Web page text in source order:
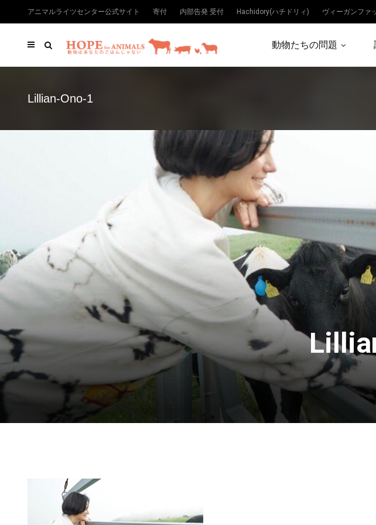
動物たちの問題
アニマルライツセンター公式サイト 寄付 内部告発 受付 Hachidory(ハチドリィ) ヴィーガンファ
Lillian-Ono-1